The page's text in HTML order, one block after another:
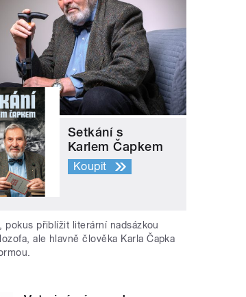
Setkání s
Karlem Čapkem
Koupit
pokus přiblížit literární nadsázkou
ale hlavně člověka Karla Čapka